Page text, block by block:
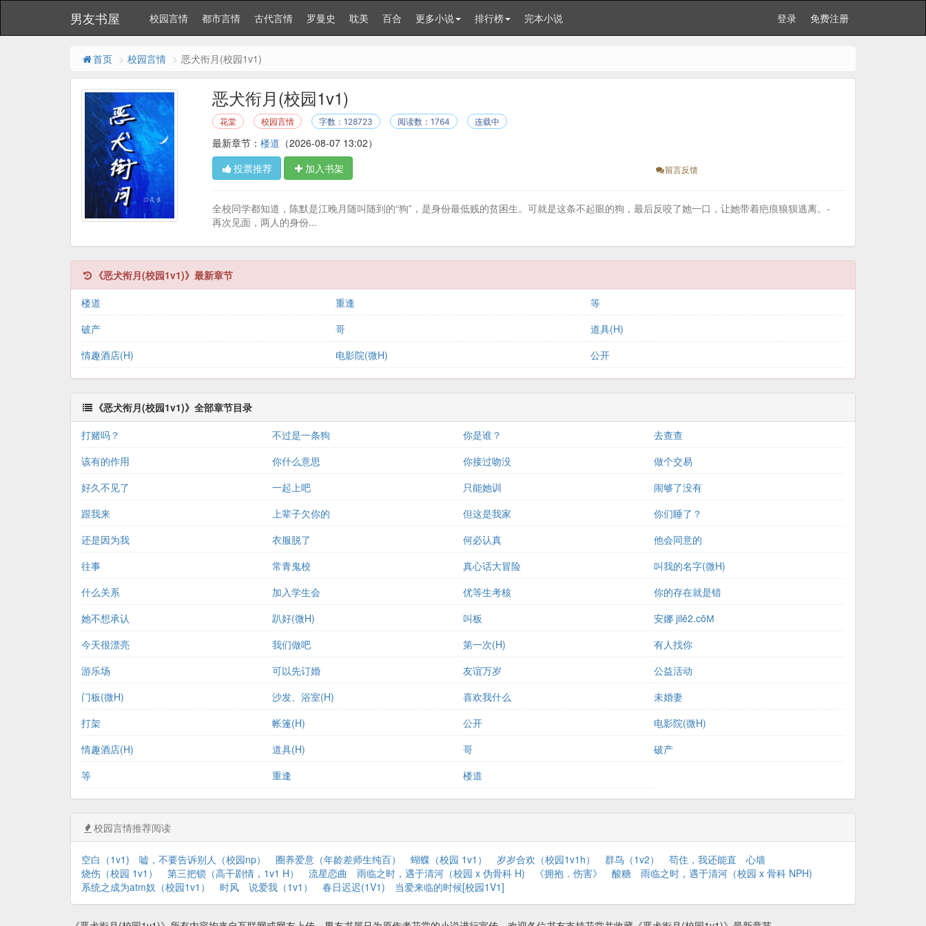
男友书屋 校园言情 都市言情 古代言情 罗曼史 耽美 百合 更多小说 排行榜 完本小说 登录 免费注册
首页 校园言情 恶犬衔月(校园1v1)
恶犬衔月(校园1v1)
花棠 校园言情 字数：128723 阅读数：1764 连载中
最新章节： 楼道 （2026-08-07 13:02）
投票推荐
加入书架 留言反馈
全校同学都知道，陈默是江晚月随叫随到的“狗”，是身份最低贱的贫困生。可就是这条不起眼的狗，最后反咬了她一口，让她带着疤痕狼狈逃离。-
再次见面，两人的身份...
《恶犬衔月(校园1v1)》最新章节
楼道
重逢
等
破产
哥
道具(H)
情趣酒店(H)
电影院(微H) 公开
《恶犬衔月(校园1v1)》全部章节目录
打赌吗？
不过是一条狗 你是谁？
去查查
该有的作用
你什么意思 你接过吻没
做个交易
好久不见了
一起上吧 只能她训
闹够了没有
跟我来
上辈子欠你的 但这是我家
你们睡了？
还是因为我
衣服脱了 何必认真
他会同意的
往事
常青鬼校 真心话大冒险
叫我的名字(微H)
什么关系
加入学生会 优等生考核
你的存在就是错
她不想承认
趴好(微H) 叫板
安娜 jilē2.cōМ
今天很漂亮
我们做吧 第一次(H)
有人找你
游乐场
可以先订婚 友谊万岁
公益活动
门板(微H)
沙发、浴室(H) 喜欢我什么
未婚妻
打架
帐篷(H) 公开
电影院(微H)
情趣酒店(H)
道具(H) 哥
破产
等
重逢 楼道
校园言情推荐阅读
空白（1v1) 嘘，不要告诉别人（校园np） 圈养爱意（年龄差师生纯百） 蝴蝶（校园 1v1） 岁岁合欢（校园1v1h） 群鸟（1v2） 苟住，我还能直
心墙
烧伤（校园 1v1）
第三把锁（高干剧情，1v1 H） 流星恋曲 雨临之时，遇于清河（校园 x 伪骨科 H) 《拥抱．伤害》 酸糖
雨临之时，遇于清河（校园 x 骨科 NPH)
系统之成为atm奴（校园1v1）
时风 说爱我（1v1） 春日迟迟(1V1) 当爱来临的时候[校园1V1]